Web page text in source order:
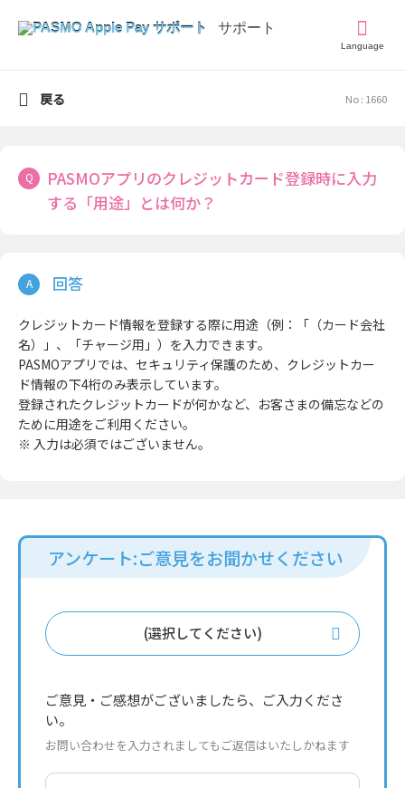
Language
No : 1660
PASMOアプリのクレジットカード登録時に入力
する「用途」とは何か？
クレジットカード情報を登録する際に用途（例：「（カード会社
名）」、「チャージ用」）を入力できます。
PASMOアプリでは、セキュリティ保護のため、クレジットカー
ド情報の下4桁のみ表示しています。
登録されたクレジットカードが何かなど、お客さまの備忘などの
ために用途をご利用ください。
※ 入力は必須ではございません。
戻る
アンケート:ご意見をお聞かせください
(選択してください)
ご意見・ご感想がございましたら、ご入力くださ
い。
お問い合わせを入力されましてもご返信はいたしかねます